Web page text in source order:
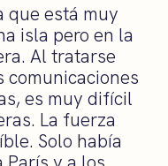
que está muy
isla pero en la
Al tratarse
comunicaciones
es muy difícil
La fuerza
Solo había